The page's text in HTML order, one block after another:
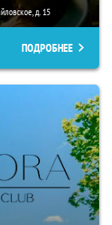
д. 15
ПОДРОБНЕЕ